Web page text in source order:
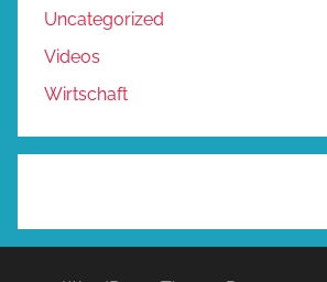
Uncategorized
Videos
Wirtschaft